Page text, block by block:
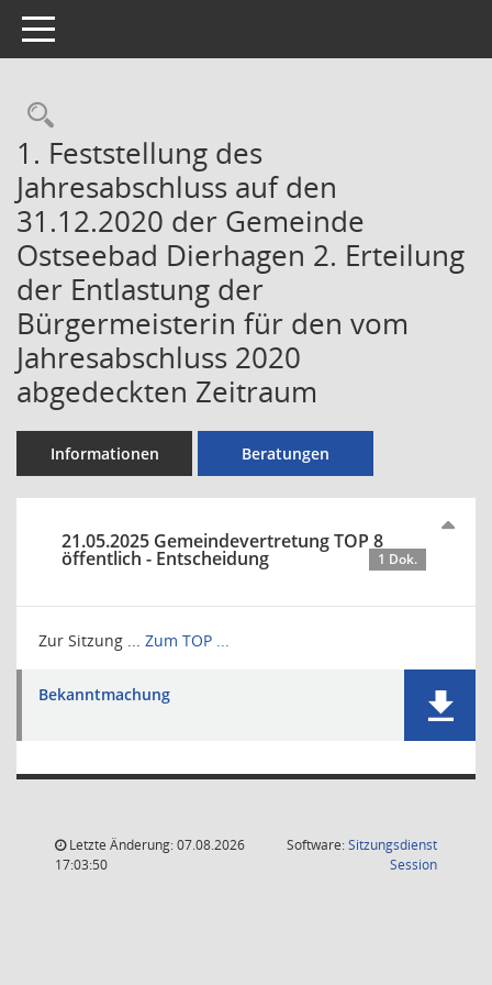
Toggle navigation
Rechercheauswahl
1. Feststellung des
Jahresabschluss auf den
31.12.2020 der Gemeinde
Ostseebad Dierhagen 2. Erteilung
der Entlastung der
Bürgermeisterin für den vom
Jahresabschluss 2020
abgedeckten Zeitraum
Informationen Beratungen
21.05.2025 Gemeindevertretung TOP 8
öffentlich - Entscheidung 1 Dok.
Zur Sitzung ... Zum TOP ...
Bekanntmachung
Letzte Änderung: 07.08.2026
17:03:50
Software:Sitzungsdienst
Session(Wird in